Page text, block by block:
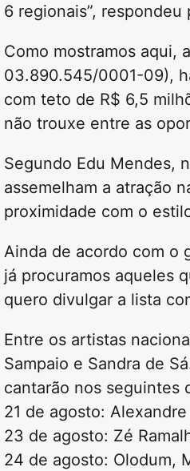
6 regionais”,
Como mostramos aqui,
03.890.545/0001-09),
com teto de R$ 6,5
não trouxe entre as
Segundo Edu Mendes,
assemelham a atração
proximidade com o
Ainda de acordo com o
já procuramos aqueles
quero divulgar a lista
Entre os artistas
Sampaio e Sandra de
cantarão nos seguintes
21 de agosto:
23 de agosto: Zé
24 de agosto: Olodum,